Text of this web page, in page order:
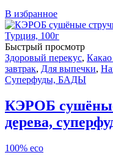
В избранное
Быстрый просмотр
Здоровый перекус,
завтрак, Для выпечки,
Суперфуды, БАДЫ
КЭРОБ
дерева,
100% eco